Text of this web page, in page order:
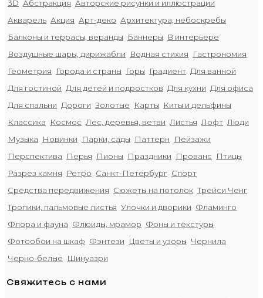
3D Абстракция Авторские рисунки и иллюстрации
Акварель Акция Арт-деко Архитектура, небоскребы
Балконы и террасы, веранды
Баннеры
В интерьере
Воздушные шары, дирижабли
Водная стихия
Гастрономия
Геометрия
Города и страны Горы Градиент Для ванной
Для гостиной Для детей и подростков Для кухни Для офиса
Для спальни Дороги Золотые Карты
Киты и дельфины
Классика
Космос Лес, деревья, ветви Листья Лофт Люди
Музыка
Новинки Парки, сады Паттерн
Пейзажи
Перспектива
Перья Пионы Праздники Прованс
Птицы
Разрез камня
Ретро Санкт-Петербург Спорт
Средства передвижения Сюжеты на потолок Трейси Ченг
Тропики, пальмовые листья Улочки и дворики Фламинго
Флора и фауна Флюиды, мрамор Фоны и текстуры
Фотообои на шкаф Фэнтези Цветы и узоры Чернила
Черно-белые
Шинуазри
Свяжитесь с нами